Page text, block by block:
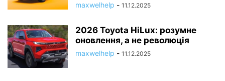
maxwelhelp - 11.12.2025
2026 Toyota HiLux: розумне
оновлення, а не революція
maxwelhelp - 11.12.2025